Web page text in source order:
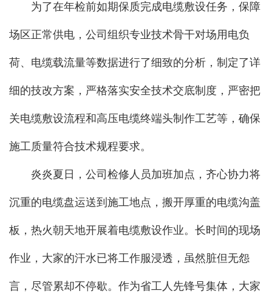
为了在年检前如期保质完成电缆敷设任务，保障
场区正常供电，公司组织专业技术骨干对场用电负
荷、电缆载流量等数据进行了细致的分析，制定了详
细的技改方案，严格落实安全技术交底制度，严密把
关电缆敷设流程和高压电缆终端头制作工艺等，确保
施工质量符合技术规程要求。
炎炎夏日，公司检修人员加班加点，齐心协力将
沉重的电缆盘运送到施工地点，搬开厚重的电缆沟盖
板，热火朝天地开展着电缆敷设作业。长时间的现场
作业，大家的汗水已将工作服浸透，虽然脏但无怨
言，尽管累却不停歇。作为省工人先锋号集体，大家